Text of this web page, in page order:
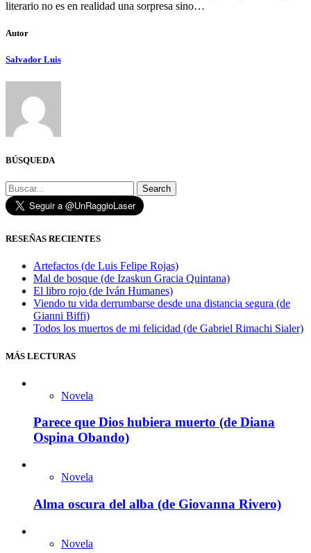
literario no es en realidad una sorpresa sino…
Autor
Salvador Luis
BÚSQUEDA
Search
RESEÑAS RECIENTES
Artefactos (de Luis Felipe Rojas)
Mal de bosque (de Izaskun Gracia Quintana)
El libro rojo (de Iván Humanes)
Viendo tu vida derrumbarse desde una distancia segura (de
Gianni Biffi)
Todos los muertos de mi felicidad (de Gabriel Rimachi Sialer)
MÁS LECTURAS
Novela
Parece que Dios hubiera muerto (de Diana
Ospina Obando)
Novela
Alma oscura del alba (de Giovanna Rivero)
Novela